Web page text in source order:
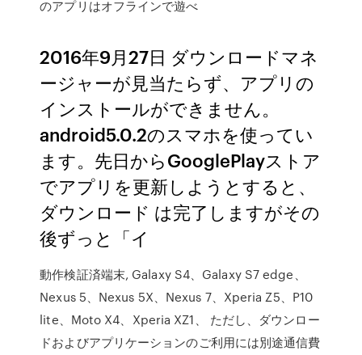
のアプリはオフラインで遊べ
2016年9月27日 ダウンロードマネ
ージャーが見当たらず、アプリの
インストールができません。
android5.0.2のスマホを使ってい
ます。先日からGooglePlayストア
でアプリを更新しようとすると、
ダウンロード は完了しますがその
後ずっと「イ
動作検証済端末, Galaxy S4、Galaxy S7 edge、
Nexus 5、Nexus 5X、Nexus 7、Xperia Z5、P10
lite、Moto X4、Xperia XZ1、 ただし、ダウンロー
ドおよびアプリケーションのご利用には別途通信費